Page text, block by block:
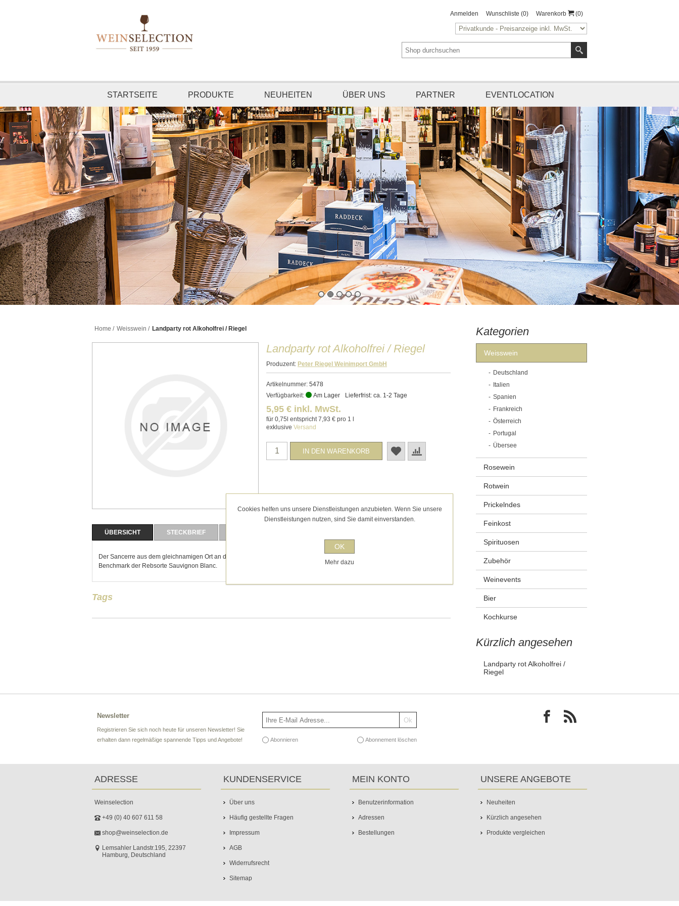
Anmelden Wunschliste (0) Warenkorb (0)
STARTSEITE PRODUKTE NEUHEITEN ÜBER UNS PARTNER EVENTLOCATION
Home / Weisswein / Landparty rot Alkoholfrei / Riegel
Landparty rot Alkoholfrei / Riegel
Produzent: Peter Riegel Weinimport GmbH
Artikelnummer: 5478
Verfügbarkeit:
Am Lager Lieferfrist: ca. 1-2 Tage
5,95 € inkl. MwSt.
für 0,75l entspricht 7,93 € pro 1 l
exklusive Versand
ÜBERSICHT STECKBRIEF
Der Sancerre aus dem gleichnamigen Ort an der Loire ist einer der Weißweinklassiker schlechthin und gilt weltweit als
Benchmark der Rebsorte Sauvignon Blanc.
Tags
Kategorien
Weisswein
Deutschland
Italien
Spanien
Frankreich
Österreich
Portugal
Übersee
Rosewein
Rotwein
Prickelndes
Feinkost
Spirituosen
Zubehör
Weinevents
Bier
Kochkurse
Kürzlich angesehen
Landparty rot Alkoholfrei /
Riegel
Newsletter
Registrieren Sie sich noch heute für unseren Newsletter! Sie
erhalten dann regelmäßige spannende Tipps und Angebote!
Abonnieren Abonnement löschen
ADRESSE
Weinselection
+49 (0) 40 607 611 58
shop@weinselection.de
Lemsahler Landstr.195, 22397
Hamburg, Deutschland
KUNDENSERVICE
Über uns
Häufig gestellte Fragen
Impressum
AGB
Widerrufsrecht
Sitemap
MEIN KONTO
Benutzerinformation
Adressen
Bestellungen
UNSERE ANGEBOTE
Neuheiten
Kürzlich angesehen
Produkte vergleichen
Cookies helfen uns unsere Dienstleistungen anzubieten. Wenn Sie unsere
Dienstleistungen nutzen, sind Sie damit einverstanden.
OK
Mehr dazu